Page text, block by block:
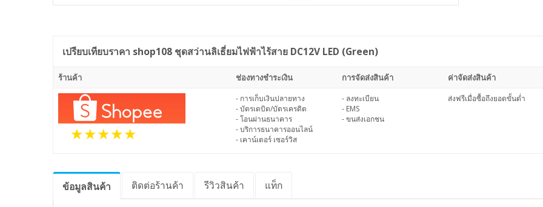
เปรียบเทียบราคา shop108 ชุดสว่านลิเธี่ยมไฟฟ้าไร้สาย DC12V LED (Green)
ร้านค้า ช่องทางชำระเงิน การจัดส่งสินค้า ค่าจัดส่งสินค้า
- การเก็บเงินปลายทาง
- บัตรเดบิต/บัตรเครดิต
- โอนผ่านธนาคาร
- บริการธนาคารออนไลน์
- เคาน์เตอร์ เซอร์วิส
- ลงทะเบียน
- EMS
- ขนส่งเอกชน
ส่งฟรีเมื่อซื้อถึงยอดขั้นต่ำ
ข้อมูลสินค้า ติดต่อร้านค้า รีวิวสินค้า แท็ก